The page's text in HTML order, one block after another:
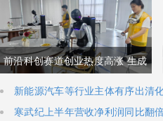
与经贸纽带实际情况反差明显
前沿科创赛道创业热度高涨 生成
式AI与人形机器人加速培育全新
增长极
新能源汽车等行业主体有序出清
寒武纪上半年营收净利润同比翻